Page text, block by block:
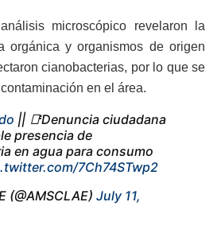
microscópico revelaron la
orgánica y organismos de origen
cianobacterias, por lo que se
en el área.
|| 📑Denuncia ciudadana
presencia de
en agua para consumo
7Ch74STwp2
(@AMSCLAE) July 11,